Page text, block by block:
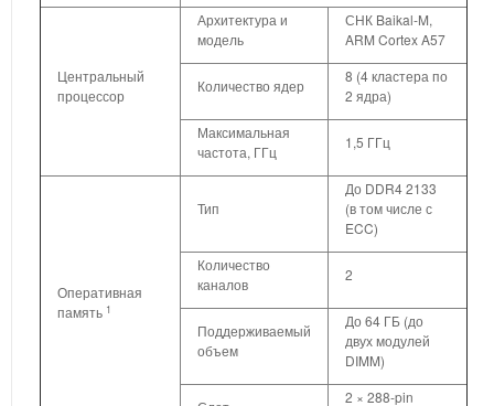
Центральный
процессор
Архитектура и
модель
СНК Baikal-M,
ARM Cortex A57
Количество ядер
8 (4 кластера по
2 ядра)
Максимальная
частота, ГГц
1,5 ГГц
Оперативная
память 1
Тип
До DDR4 2133
(в том числе с
ECC)
Количество
каналов
2
Поддерживаемый
объем
До 64 ГБ (до
двух модулей
DIMM)
2 × 288-pin